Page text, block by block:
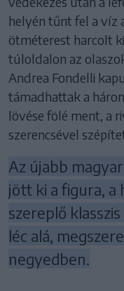
helyén tűnt fel a víz
ötméterest harcolt
túloldalon az
Andrea Fondelli
támadhattak a
lövése fölé ment, a
szerencsével
Az újabb
jött ki a figura, a
szereplő
léc alá,
negyedben.